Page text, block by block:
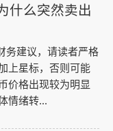
什么突然卖出
务建议，请读者严格
上星标，否则可能
价格出现较为明显
情绪转...